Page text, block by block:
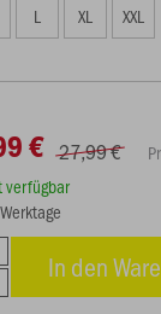
L XL XXL
€ 27,99 €
verfügbar
In den